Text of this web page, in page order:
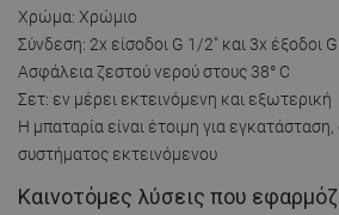
Χρώμα: Χρώμιο
Σύνδεση: 2x είσοδοι G 1/2" και 3x έξοδοι
Ασφάλεια ζεστού νερού στους 38° C
Σετ: εν μέρει εκτεινόμενη και εξωτερική
Η μπαταρία είναι έτοιμη για εγκατάσταση,
συστήματος εκτεινόμενου
Καινοτόμες λύσεις που